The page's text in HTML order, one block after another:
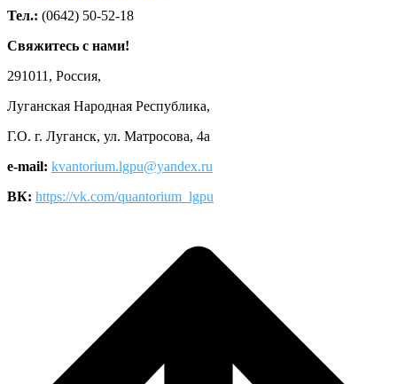
Тел.: (0642) 50-52-18
Свяжитесь с нами!
291011, Россия,
Луганская Народная Республика,
Г.О. г. Луганск, ул. Матросова, 4а
e-mail: kvantorium.lgpu@yandex.ru
ВК: https://vk.com/quantorium_lgpu